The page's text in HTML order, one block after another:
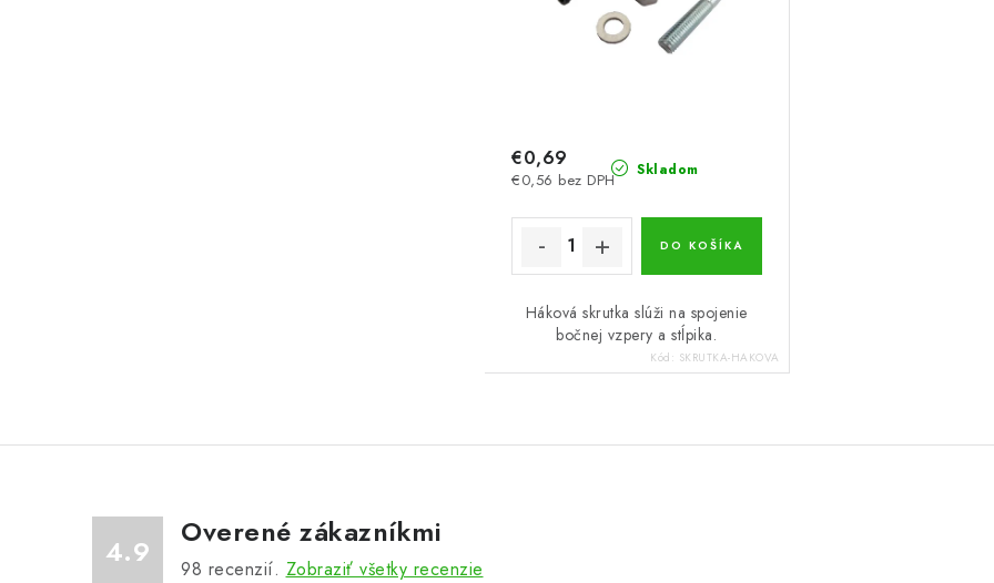
Skladom
€0,56 bez DPH
€0,69
DO KOŠÍKA
Háková skrutka slúži na spojenie
bočnej vzpery a stĺpika.
Kód: SKRUTKA-HAKOVA
4.9
Overené zákazníkmi
98 recenzií. Zobraziť všetky recenzie